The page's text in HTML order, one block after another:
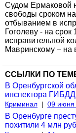
Судом Ермаковой
свободы сроком
отбыванием в
Гоголеву - на
исправительной
Мавринскому – на
ССЫЛКИ ПО
В Оренбургской
инспектора ГИБДД
Криминал | 09 июня
В Оренбурге
похитили 4 млн